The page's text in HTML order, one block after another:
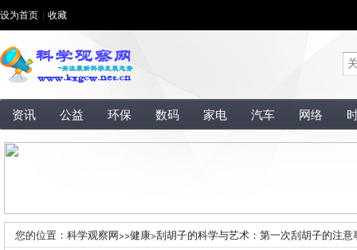
设为首页 收藏
资讯 公益 环保 数码 家电 汽车 网络
您的位置： 科学观察网>>健康>刮胡子的科学与艺术：第一次刮胡子的注意